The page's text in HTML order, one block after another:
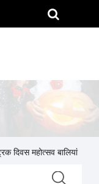
दिवस महोत्सव बालियां